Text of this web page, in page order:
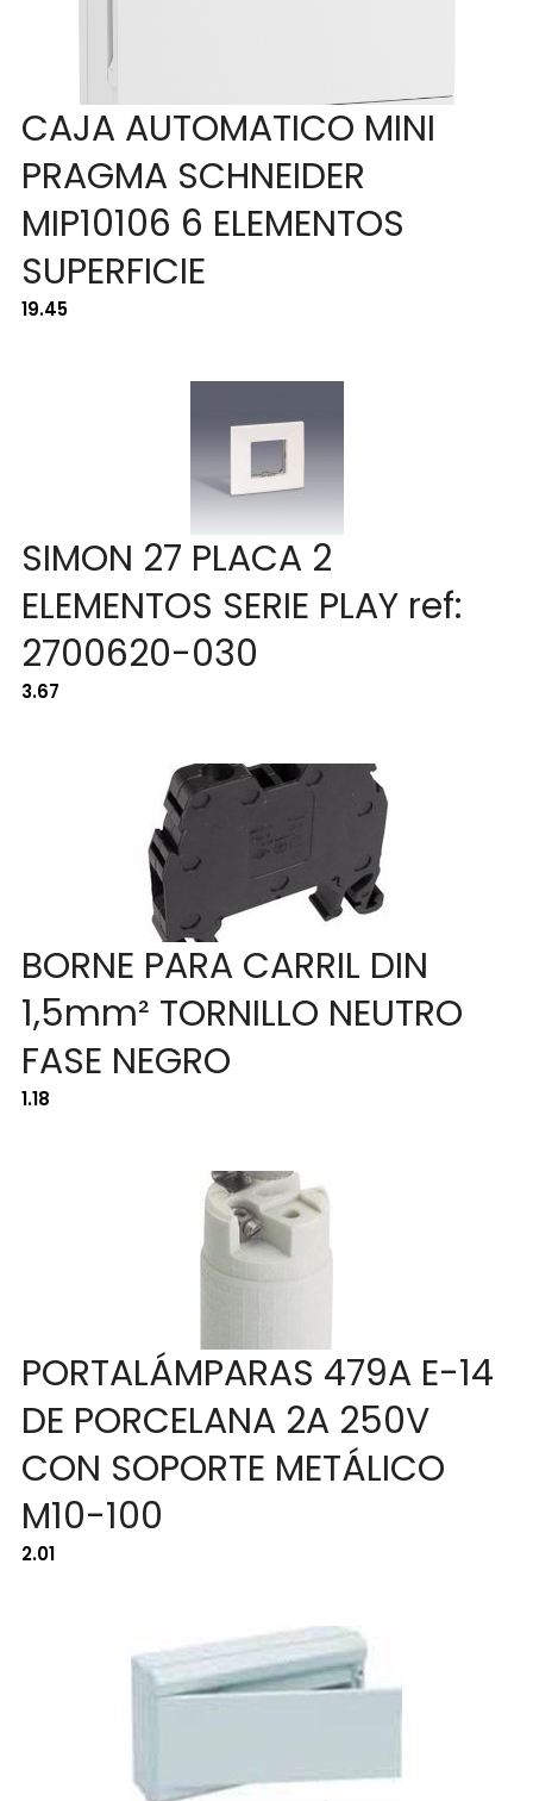
CAJA AUTOMATICO MINI
PRAGMA SCHNEIDER
MIP10106 6 ELEMENTOS
SUPERFICIE
19.45
SIMON 27 PLACA 2
ELEMENTOS SERIE PLAY ref:
2700620-030
3.67
BORNE PARA CARRIL DIN
1,5mm² TORNILLO NEUTRO
FASE NEGRO
1.18
PORTALÁMPARAS 479A E-14
DE PORCELANA 2A 250V
CON SOPORTE METÁLICO
M10-100
2.01